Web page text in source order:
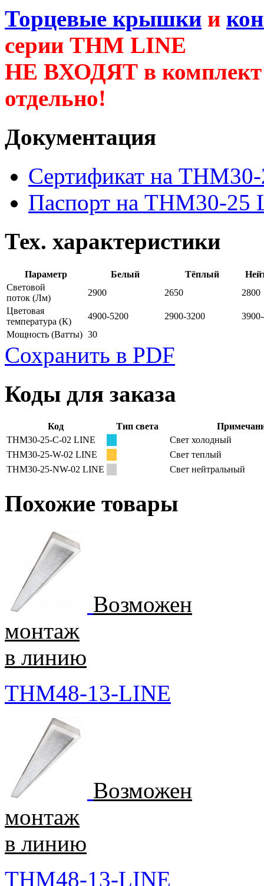
Торцевые крышки и
серии THM LINE
НЕ ВХОДЯТ в комплект
отдельно!
Документация
Сертификат на
Паспорт на THM30-25
Тех. характеристики
Параметр Белый Тёплый
Световой
поток (Лм)
2900 2650
2800
Цветовая
температура (К)
4900-5200 2900-3200
Мощность (Ватты) 30
Сохранить в PDF
Коды для заказа
Код Тип света
THM30-25-C-02 LINE
Свет холодный
THM30-25-W-02 LINE
Свет теплый
THM30-25-NW-02 LINE
Свет нейтральный
Похожие товары
Возможен
монтаж
в линию
THM48-13-LINE
Возможен
монтаж
в линию
THM48-13-LINE